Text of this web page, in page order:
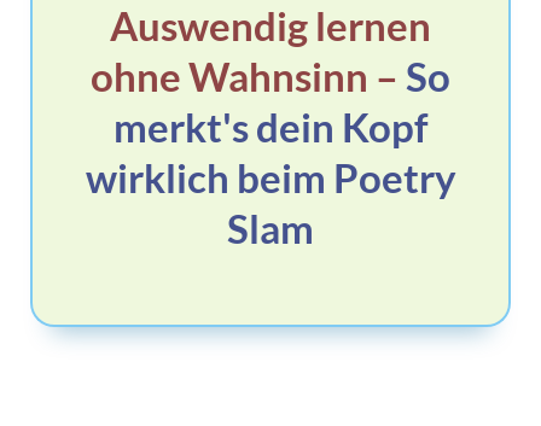
Auswendig lernen
ohne Wahnsinn – So
merkt's dein Kopf
wirklich beim Poetry
Slam